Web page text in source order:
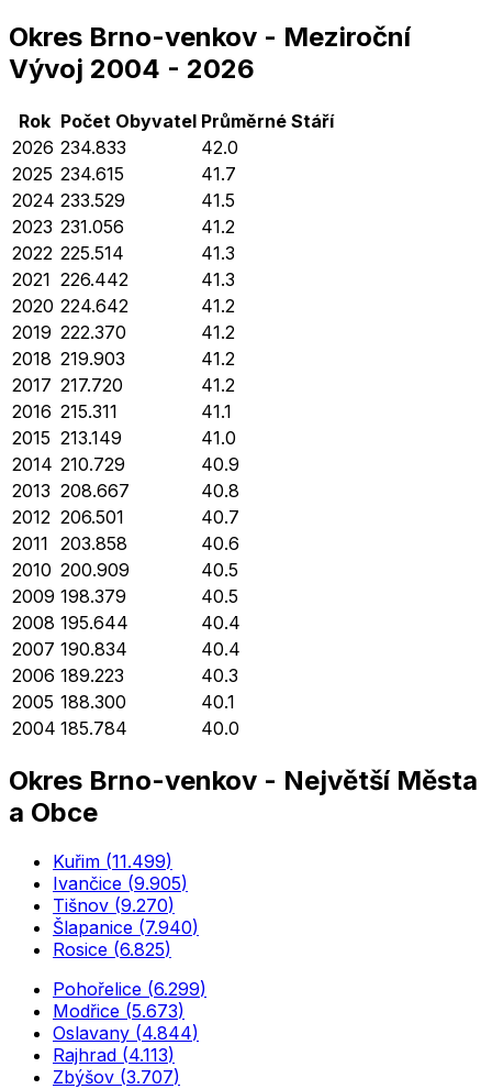
Okres Brno-venkov - Meziroční
Vývoj 2004 - 2026
Rok Počet Obyvatel Průměrné Stáří
2026 234.833
42.0
2025 234.615
41.7
2024 233.529
41.5
2023 231.056
41.2
2022 225.514
41.3
2021 226.442
41.3
2020 224.642
41.2
2019 222.370
41.2
2018 219.903
41.2
2017 217.720
41.2
2016 215.311
41.1
2015 213.149
41.0
2014 210.729
40.9
2013 208.667
40.8
2012 206.501
40.7
2011 203.858
40.6
2010 200.909
40.5
2009 198.379
40.5
2008 195.644
40.4
2007 190.834
40.4
2006 189.223
40.3
2005 188.300
40.1
2004 185.784 40.0
Okres Brno-venkov - Největší Města
a Obce
Kuřim (11.499)
Ivančice (9.905)
Tišnov (9.270)
Šlapanice (7.940)
Rosice (6.825)
Pohořelice (6.299)
Modřice (5.673)
Oslavany (4.844)
Rajhrad (4.113)
Zbýšov (3.707)